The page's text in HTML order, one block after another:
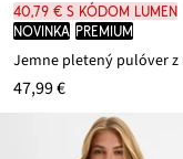
40,79 € s kódom LUMEN
novinka PREMIUM
47,99 €